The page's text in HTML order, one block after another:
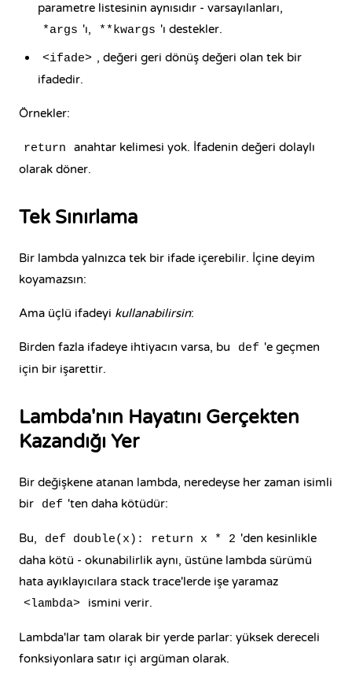
parametre listesinin aynısıdır - varsayılanları,
*args 'ı, **kwargs 'ı destekler.
<ifade> , değeri geri dönüş değeri olan tek bir
ifadedir.
Örnekler:
return
anahtar kelimesi yok. İfadenin değeri dolaylı
olarak döner.
Tek Sınırlama
Bir lambda yalnızca tek bir ifade içerebilir. İçine deyim
koyamazsın:
Ama üçlü ifadeyi kullanabilirsin:
Birden fazla ifadeye ihtiyacın varsa, bu def 'e geçmen
için bir işarettir.
Lambda'nın Hayatını Gerçekten
Kazandığı Yer
Bir değişkene atanan lambda, neredeyse her zaman isimli
bir
def 'ten daha kötüdür:
Bu, def double(x): return x * 2 'den kesinlikle
daha kötü - okunabilirlik aynı, üstüne lambda sürümü
hata ayıklayıcılara stack trace'lerde işe yaramaz
<lambda> ismini verir.
Lambda'lar tam olarak bir yerde parlar: yüksek dereceli
fonksiyonlara satır içi argüman olarak.